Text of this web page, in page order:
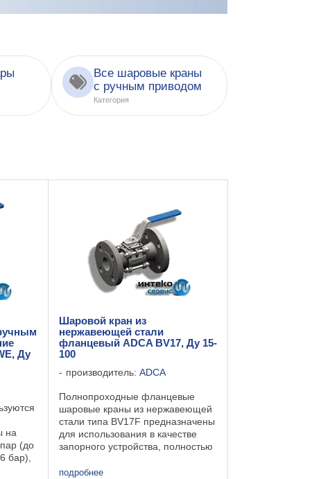
Все шаровые краны
с ручным приводом
Категория
Ду
на
(до
бар),
Шаровой кран из
нержавеющей стали
фланцевый ADCA BV17, Ду 15-
100
производитель: ADCA
Полнопроходные фланцевые
шаровые краны из нержавеющей
стали типа BV17F предназначены
для использования в качестве
запорного устройства, полностью
среды на магистальном
подробнее